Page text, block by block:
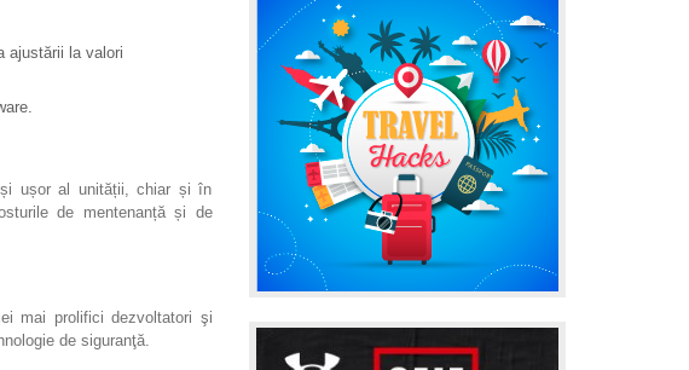
ajustării la valori
ușor al unității, chiar și în
de mentenanță și de
mai prolifici dezvoltatori şi
de siguranţă.